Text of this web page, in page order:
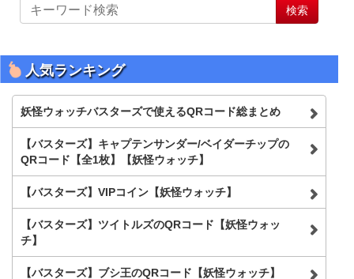
イ
を
検
索
検索
人気ランキング
妖怪ウォッチバスターズで使えるQRコード総まとめ
【バスターズ】キャプテンサンダー/ベイダーチップの
QRコード【全1枚】【妖怪ウォッチ】
【バスターズ】VIPコイン【妖怪ウォッチ】
【バスターズ】ツイトルズのQRコード【妖怪ウォッ
チ】
【バスターズ】ブシ王のQRコード【妖怪ウォッチ】